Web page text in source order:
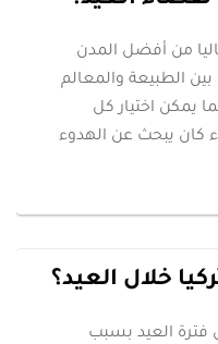
من أفضل المدن
الطبيعة والمعالم
يمكن اختيار كل
كان يبحث عن الهدوء
خلال العيد؟
فترة العيد بسبب